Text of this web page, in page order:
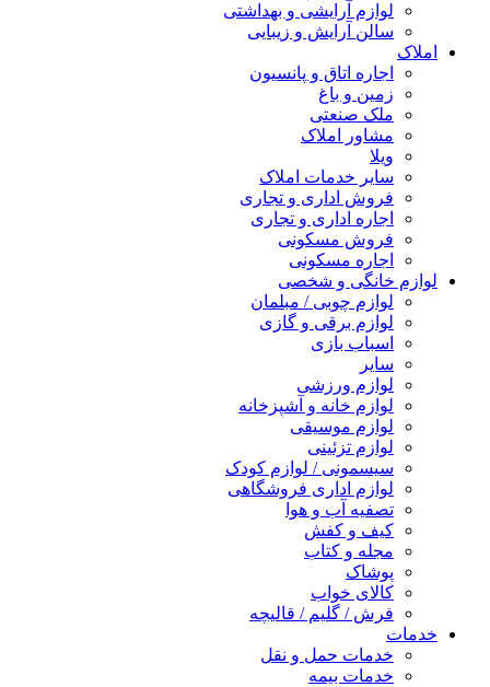
لوازم آرایشی و بهداشتی
سالن آرایش و زیبایی
املاک
اجاره اتاق و پانسیون
زمین و باغ
ملک صنعتی
مشاور املاک
ویلا
سایر خدمات املاک
فروش اداری و تجاری
اجاره اداری و تجاری
فروش مسکونی
اجاره مسکونی
لوازم خانگی و شخصی
لوازم چوبی / مبلمان
لوازم برقی و گازی
اسباب بازی
سایر
لوازم ورزشی
لوازم خانه و آشپزخانه
لوازم موسیقی
لوازم تزئینی
سیسمونی / لوازم کودک
لوازم اداری فروشگاهی
تصفیه آب و هوا
کیف و کفش
مجله و کتاب
پوشاک
کالای خواب
فرش / گلیم / قالیچه
خدمات
خدمات حمل و نقل
خدمات بیمه